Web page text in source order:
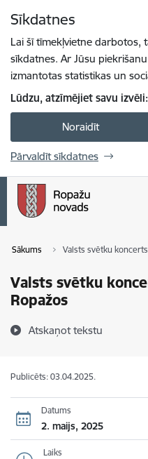
Sīkdatnes
Lai šī tīmekļvietne darbotos,
sīkdatnes. Ar Jūsu
izmantotas statistikas un
Lūdzu, atzīmējiet savu izvēli:
Noraidīt
Pārvaldīt sīkdatnes
Sākums Valsts svētku
Valsts svētku
Ropažos
Atskaņot tekstu
Publicēts: 03.04.2025.
Datums
2. maijs, 2025
Laiks